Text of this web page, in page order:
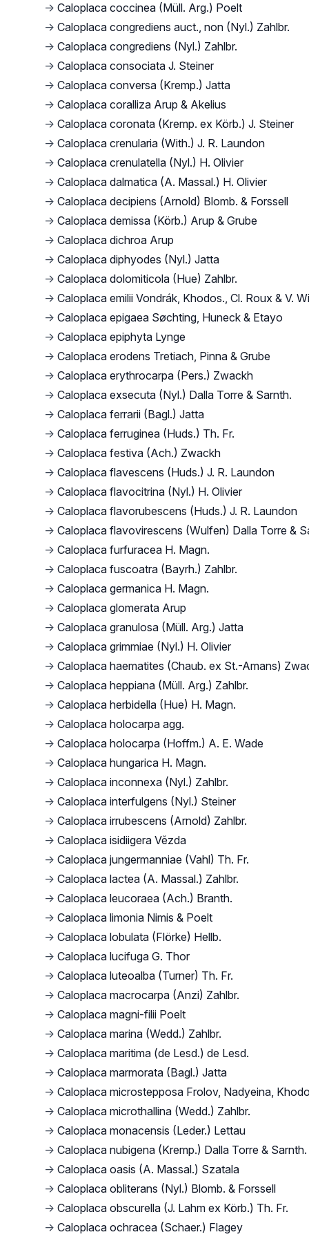
→ Caloplaca coccinea (Müll. Arg.) Poelt
→ Caloplaca congrediens auct., non (Nyl.) Zahlbr.
→ Caloplaca congrediens (Nyl.) Zahlbr.
→ Caloplaca consociata J. Steiner
→ Caloplaca conversa (Kremp.) Jatta
→ Caloplaca coralliza Arup & Akelius
→ Caloplaca coronata (Kremp. ex Körb.) J. Steiner
→ Caloplaca crenularia (With.) J. R. Laundon
→ Caloplaca crenulatella (Nyl.) H. Olivier
→ Caloplaca dalmatica (A. Massal.) H. Olivier
→ Caloplaca decipiens (Arnold) Blomb. & Forssell
→ Caloplaca demissa (Körb.) Arup & Grube
→ Caloplaca dichroa Arup
→ Caloplaca diphyodes (Nyl.) Jatta
→ Caloplaca dolomiticola (Hue) Zahlbr.
→ Caloplaca emilii Vondrák, Khodos., Cl. Roux & V.
→ Caloplaca epigaea Søchting, Huneck & Etayo
→ Caloplaca epiphyta Lynge
→ Caloplaca erodens Tretiach, Pinna & Grube
→ Caloplaca erythrocarpa (Pers.) Zwackh
→ Caloplaca exsecuta (Nyl.) Dalla Torre & Sarnth.
→ Caloplaca ferrarii (Bagl.) Jatta
→ Caloplaca ferruginea (Huds.) Th. Fr.
→ Caloplaca festiva (Ach.) Zwackh
→ Caloplaca flavescens (Huds.) J. R. Laundon
→ Caloplaca flavocitrina (Nyl.) H. Olivier
→ Caloplaca flavorubescens (Huds.) J. R. Laundon
→ Caloplaca flavovirescens (Wulfen) Dalla Torre &
→ Caloplaca furfuracea H. Magn.
→ Caloplaca fuscoatra (Bayrh.) Zahlbr.
→ Caloplaca germanica H. Magn.
→ Caloplaca glomerata Arup
→ Caloplaca granulosa (Müll. Arg.) Jatta
→ Caloplaca grimmiae (Nyl.) H. Olivier
→ Caloplaca haematites (Chaub. ex St.-Amans)
→ Caloplaca heppiana (Müll. Arg.) Zahlbr.
→ Caloplaca herbidella (Hue) H. Magn.
→ Caloplaca holocarpa agg.
→ Caloplaca holocarpa (Hoffm.) A. E. Wade
→ Caloplaca hungarica H. Magn.
→ Caloplaca inconnexa (Nyl.) Zahlbr.
→ Caloplaca interfulgens (Nyl.) Steiner
→ Caloplaca irrubescens (Arnold) Zahlbr.
→ Caloplaca isidiigera Vězda
→ Caloplaca jungermanniae (Vahl) Th. Fr.
→ Caloplaca lactea (A. Massal.) Zahlbr.
→ Caloplaca leucoraea (Ach.) Branth.
→ Caloplaca limonia Nimis & Poelt
→ Caloplaca lobulata (Flörke) Hellb.
→ Caloplaca lucifuga G. Thor
→ Caloplaca luteoalba (Turner) Th. Fr.
→ Caloplaca macrocarpa (Anzi) Zahlbr.
→ Caloplaca magni-filii Poelt
→ Caloplaca marina (Wedd.) Zahlbr.
→ Caloplaca maritima (de Lesd.) de Lesd.
→ Caloplaca marmorata (Bagl.) Jatta
→ Caloplaca microstepposa Frolov, Nadyeina,
→ Caloplaca microthallina (Wedd.) Zahlbr.
→ Caloplaca monacensis (Leder.) Lettau
→ Caloplaca nubigena (Kremp.) Dalla Torre & Sarnth.
→ Caloplaca oasis (A. Massal.) Szatala
→ Caloplaca obliterans (Nyl.) Blomb. & Forssell
→ Caloplaca obscurella (J. Lahm ex Körb.) Th. Fr.
→ Caloplaca ochracea (Schaer.) Flagey